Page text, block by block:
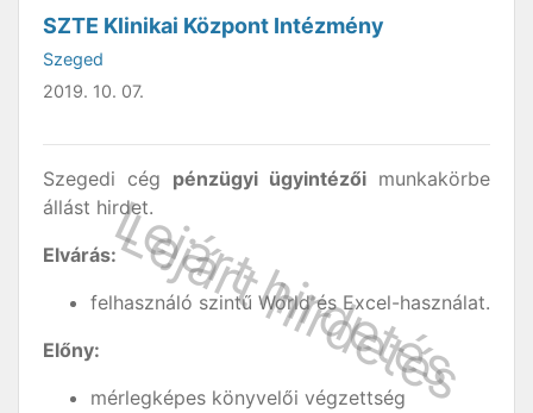
SZTE Klinikai Központ Intézmény
Szeged
2019. 10. 07.
Szegedi cég pénzügyi ügyintézői munkakörbe
állást hirdet.
Elvárás:
felhasználó szintű World és Excel-használat.
Előny:
mérlegképes könyvelői végzettség